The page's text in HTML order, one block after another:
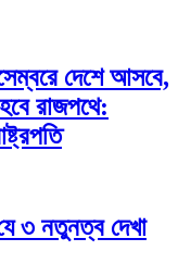
দেশে আসবে,
রাজপথে:
৩ নতুনত্ব দেখা